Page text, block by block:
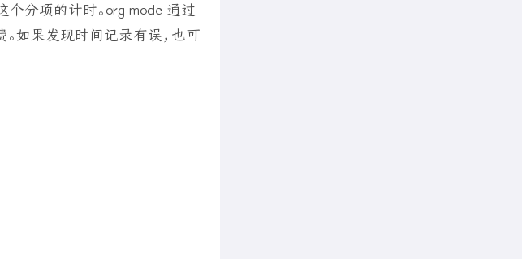
分项的计时。org mode 通过
如果发现时间记录有误，也可